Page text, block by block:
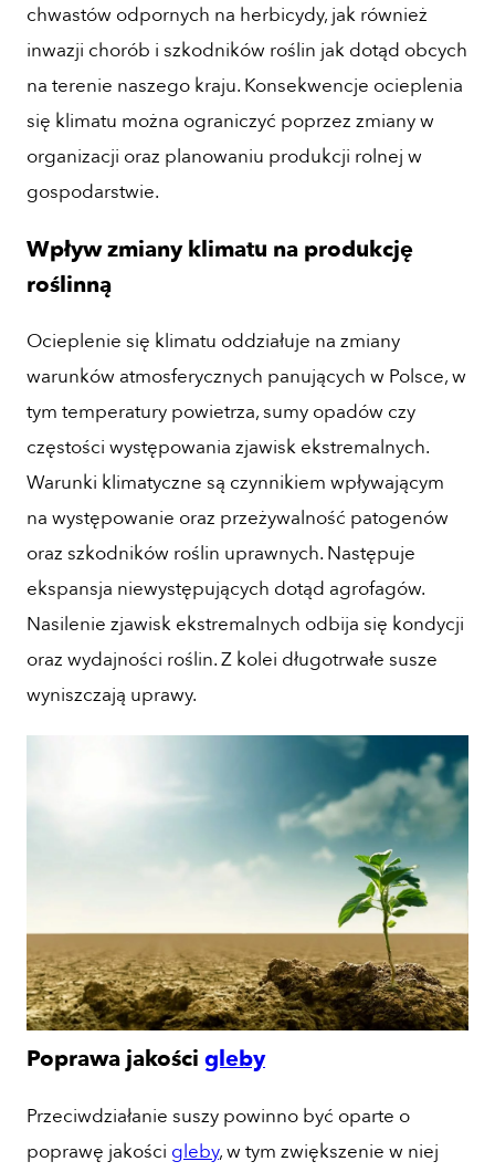
chwastów odpornych na herbicydy, jak również
inwazji chorób i szkodników roślin jak dotąd obcych
na terenie naszego kraju. Konsekwencje ocieplenia
się klimatu można ograniczyć poprzez zmiany w
organizacji oraz planowaniu produkcji rolnej w
gospodarstwie.
Wpływ zmiany klimatu na produkcję
roślinną
Ocieplenie się klimatu oddziałuje na zmiany
warunków atmosferycznych panujących w Polsce, w
tym temperatury powietrza, sumy opadów czy
częstości występowania zjawisk ekstremalnych.
Warunki klimatyczne są czynnikiem wpływającym
na występowanie oraz przeżywalność patogenów
oraz szkodników roślin uprawnych. Następuje
ekspansja niewystępujących dotąd agrofagów.
Nasilenie zjawisk ekstremalnych odbija się kondycji
oraz wydajności roślin. Z kolei długotrwałe susze
wyniszczają uprawy.
Poprawa jakości gleby
Przeciwdziałanie suszy powinno być oparte o
poprawę jakości gleby, w tym zwiększenie w niej